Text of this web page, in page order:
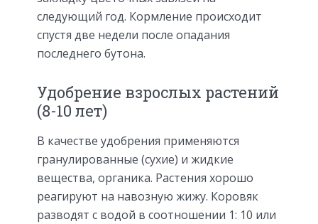
следующий год. Кормление происходит
спустя две недели после опадания
последнего бутона.
Удобрение взрослых растений
(8-10 лет)
В качестве удобрения применяются
гранулированные (сухие) и жидкие
вещества, органика. Растения хорошо
реагируют на навозную жижу. Коровяк
разводят с водой в соотношении 1: 10 или